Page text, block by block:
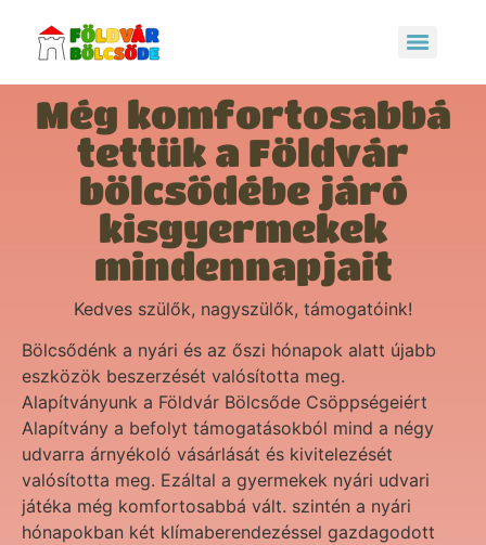
Még komfortosabbá
tettük a Földvár
bölcsődébe járó
kisgyermekek
mindennapjait
Kedves szülők, nagyszülők, támogatóink!
Bölcsődénk a nyári és az őszi hónapok alatt újabb
eszközök beszerzését valósította meg.
Alapítványunk a Földvár Bölcsőde Csöppségeiért
Alapítvány a befolyt támogatásokból mind a négy
udvarra árnyékoló vásárlását és kivitelezését
valósította meg. Ezáltal a gyermekek nyári udvari
játéka még komfortosabbá vált. szintén a nyári
hónapokban két klímaberendezéssel gazdagodott